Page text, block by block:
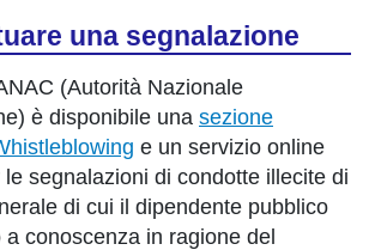
una segnalazione
(Autorità Nazionale
è disponibile una sezione
e un servizio online
segnalazioni di condotte illecite di
di cui il dipendente pubblico
conoscenza in ragione del